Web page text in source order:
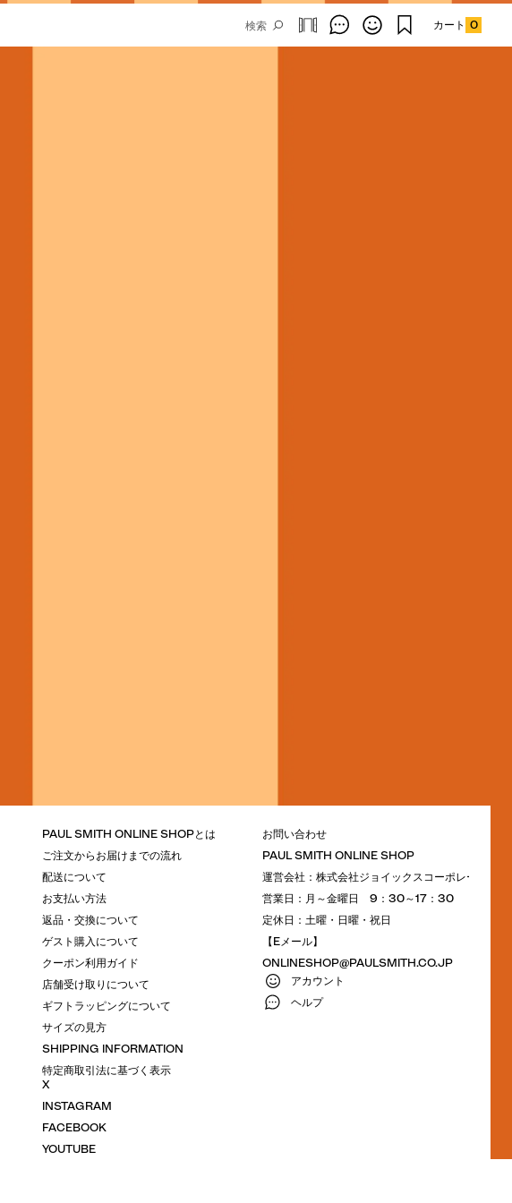
カート 0
PAUL SMITH ONLINE SHOPとは
ご注文からお届けまでの流れ
配送について
お支払い方法
返品・交換について
ゲスト購入について
クーポン利用ガイド
店舗受け取りについて
ギフトラッピングについて
サイズの見方
SHIPPING INFORMATION
特定商取引法に基づく表示
X
INSTAGRAM
FACEBOOK
YOUTUBE
お問い合わせ
PAUL SMITH ONLINE SHOP
運営会社：株式会社ジョイックスコーポレーション
営業日：月～金曜日 9：30～17：30
定休日：土曜・日曜・祝日
【Eメール】
ONLINESHOP@PAULSMITH.CO.JP
アカウント
ヘルプ